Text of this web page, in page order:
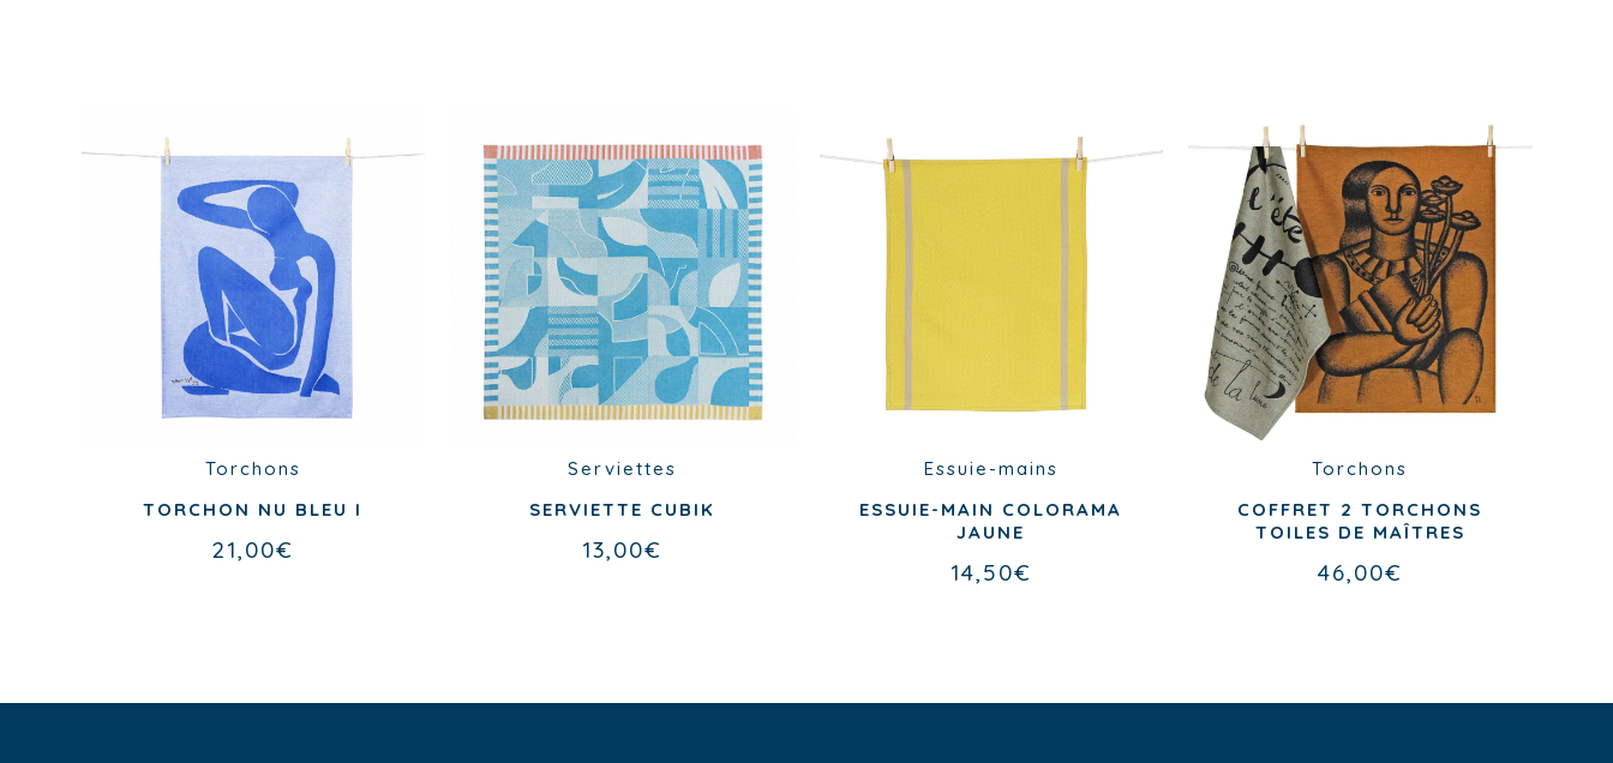
Torchons
TORCHON NU BLEU I
21,00€
Serviettes
SERVIETTE CUBIK
13,00€
Essuie-mains
ESSUIE-MAIN COLORAMA
JAUNE
14,50€
Torchons
COFFRET 2 TORCHONS
TOILES DE MAÎTRES
46,00€